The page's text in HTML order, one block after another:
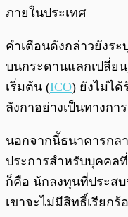
ภายในประเทศ
คำเตือนดังกล่าวยังร
บนกระดานแลกเปลี่ย
เริ่มต้น (ICO) ยังไม่ไ
ลังกาอย่างเป็นทางกา
นอกจากนี้ธนาคารกล
ประการสำหรับบุคคล
ก็คือ นักลงทุนที่ประสบ
เขาจะไม่มีสิทธิ์เรียก